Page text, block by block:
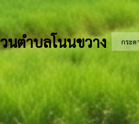
นตำบลโนนขวาง กระด